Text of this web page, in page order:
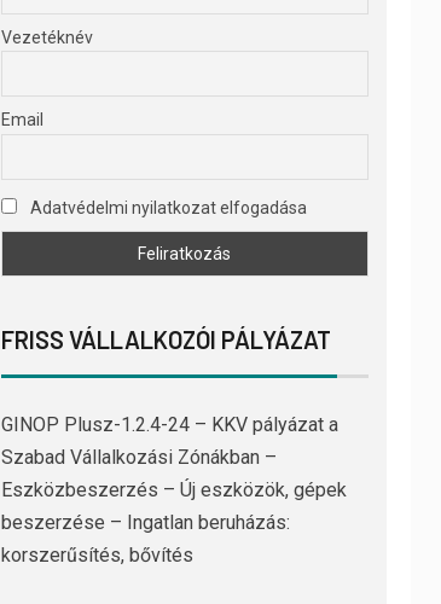
Vezetéknév
Email
Adatvédelmi nyilatkozat elfogadása
FRISS VÁLLALKOZÓI PÁLYÁZAT
GINOP Plusz-1.2.4-24 – KKV pályázat a
Szabad Vállalkozási Zónákban –
Eszközbeszerzés – Új eszközök, gépek
beszerzése – Ingatlan beruházás:
korszerűsítés, bővítés